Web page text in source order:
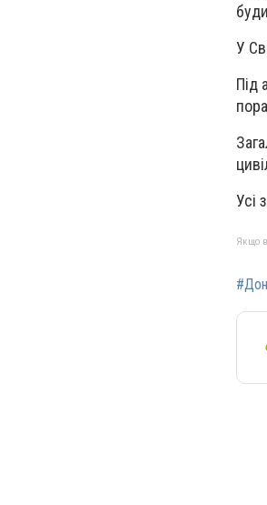
У
Під
Усі
Якщо